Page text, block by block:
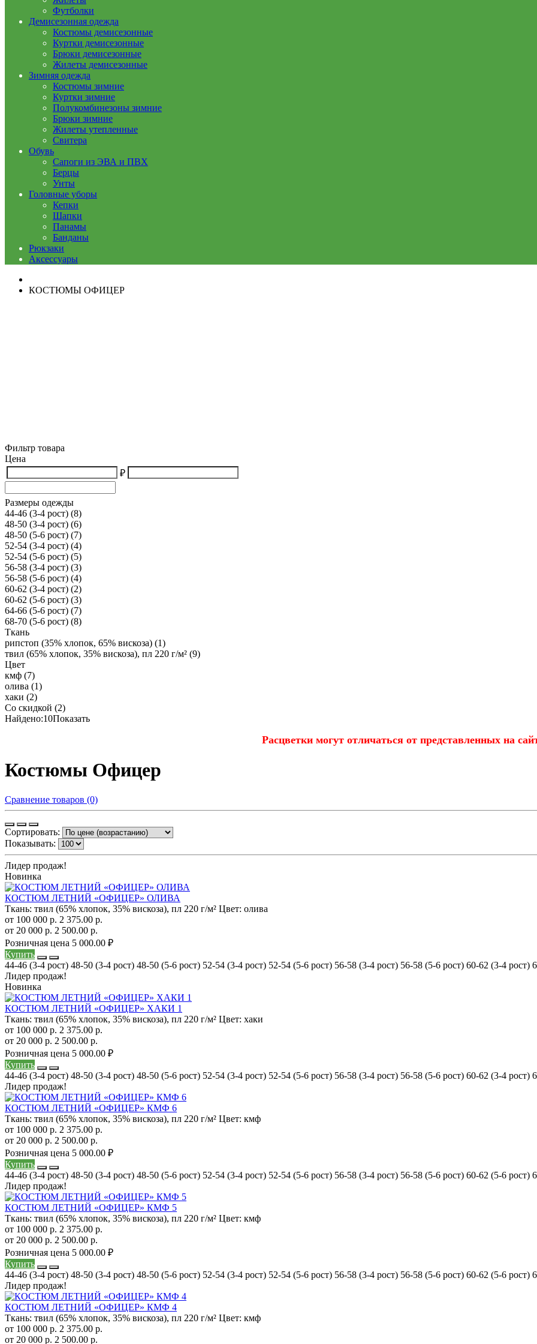
Футболки
Демисезонная одежда
Костюмы демисезонные
Куртки демисезонные
Брюки демисезонные
Жилеты демисезонные
Зимняя одежда
Костюмы зимние
Куртки зимние
Полукомбинезоны зимние
Брюки зимние
Жилеты утепленные
Свитера
Обувь
Сапоги из ЭВА и ПВХ
Берцы
Унты
Головные уборы
Кепки
Шапки
Панамы
Банданы
Рюкзаки
Аксессуары
КОСТЮМЫ ОФИЦЕР
Фильтр товара
Цена
₽
Размеры одежды
44-46 (3-4 рост) (8)
48-50 (3-4 рост) (6)
48-50 (5-6 рост) (7)
52-54 (3-4 рост) (4)
52-54 (5-6 рост) (5)
56-58 (3-4 рост) (3)
56-58 (5-6 рост) (4)
60-62 (3-4 рост) (2)
60-62 (5-6 рост) (3)
64-66 (5-6 рост) (7)
68-70 (5-6 рост) (8)
Ткань
рипстоп (35% хлопок, 65% вискоза) (1)
твил (65% хлопок, 35% вискоза), пл 220 г/м² (9)
Цвет
кмф (7)
олива (1)
хаки (2)
Со скидкой (2)
Найдено:10Показать
Расцветки могут отличаться от представленных на
Костюмы Офицер
Сравнение товаров (0)
Сортировать:
Показывать:
Лидер продаж!
Новинка
КОСТЮМ ЛЕТНИЙ «ОФИЦЕР» ОЛИВА
Ткань: твил (65% хлопок, 35% вискоза), пл 220 г/м² Цвет: олива
от 100 000 р. 2 375.00 р.
от 20 000 р. 2 500.00 р.
Розничная цена 5 000.00 ₽
Купить
44-46 (3-4 рост) 48-50 (3-4 рост) 48-50 (5-6 рост) 52-54 (3-4 рост) 52-54 (5-6 рост) 56-58 (3-4 рост) 56-58 (5-6 рост) 60-62 (3-4 рост)
Лидер продаж!
Новинка
КОСТЮМ ЛЕТНИЙ «ОФИЦЕР» ХАКИ 1
Ткань: твил (65% хлопок, 35% вискоза), пл 220 г/м² Цвет: хаки
от 100 000 р. 2 375.00 р.
от 20 000 р. 2 500.00 р.
Розничная цена 5 000.00 ₽
Купить
44-46 (3-4 рост) 48-50 (3-4 рост) 48-50 (5-6 рост) 52-54 (3-4 рост) 52-54 (5-6 рост) 56-58 (3-4 рост) 56-58 (5-6 рост) 60-62 (3-4 рост)
Лидер продаж!
КОСТЮМ ЛЕТНИЙ «ОФИЦЕР» КМФ 6
Ткань: твил (65% хлопок, 35% вискоза), пл 220 г/м² Цвет: кмф
от 100 000 р. 2 375.00 р.
от 20 000 р. 2 500.00 р.
Розничная цена 5 000.00 ₽
Купить
44-46 (3-4 рост) 48-50 (3-4 рост) 48-50 (5-6 рост) 52-54 (3-4 рост) 52-54 (5-6 рост) 56-58 (3-4 рост) 56-58 (5-6 рост) 60-62 (5-6 рост)
Лидер продаж!
КОСТЮМ ЛЕТНИЙ «ОФИЦЕР» КМФ 5
Ткань: твил (65% хлопок, 35% вискоза), пл 220 г/м² Цвет: кмф
от 100 000 р. 2 375.00 р.
от 20 000 р. 2 500.00 р.
Розничная цена 5 000.00 ₽
Купить
44-46 (3-4 рост) 48-50 (3-4 рост) 48-50 (5-6 рост) 52-54 (3-4 рост) 52-54 (5-6 рост) 56-58 (3-4 рост) 56-58 (5-6 рост) 60-62 (5-6 рост)
Лидер продаж!
КОСТЮМ ЛЕТНИЙ «ОФИЦЕР» КМФ 4
Ткань: твил (65% хлопок, 35% вискоза), пл 220 г/м² Цвет: кмф
от 100 000 р. 2 375.00 р.
от 20 000 р. 2 500.00 р.